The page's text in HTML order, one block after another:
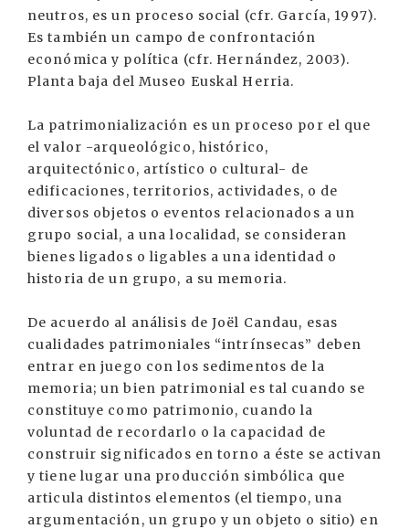
neutros, es un proceso social (cfr. García, 1997).
Es también un campo de confrontación
económica y política (cfr. Hernández, 2003).
Planta baja del Museo Euskal Herria.
La patrimonialización es un proceso por el que
el valor -arqueológico, histórico,
arquitectónico, artístico o cultural- de
edificaciones, territorios, actividades, o de
diversos objetos o eventos relacionados a un
grupo social, a una localidad, se consideran
bienes ligados o ligables a una identidad o
historia de un grupo, a su memoria.
De acuerdo al análisis de Joël Candau, esas
cualidades patrimoniales “intrínsecas” deben
entrar en juego con los sedimentos de la
memoria; un bien patrimonial es tal cuando se
constituye como patrimonio, cuando la
voluntad de recordarlo o la capacidad de
construir significados en torno a éste se activan
y tiene lugar una producción simbólica que
articula distintos elementos (el tiempo, una
argumentación, un grupo y un objeto o sitio) en